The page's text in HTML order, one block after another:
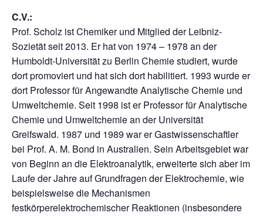
C.V.:
Prof. Scholz ist Chemiker und Mitglied der Leibniz-
Sozietät seit 2013. Er hat von 1974 – 1978 an der
Humboldt-Universität zu Berlin Chemie studiert, wurde
dort promoviert und hat sich dort habilitiert. 1993 wurde er
dort Professor für Angewandte Analytische Chemie und
Umweltchemie. Seit 1998 ist er Professor für Analytische
Chemie und Umweltchemie an der Universität
Greifswald. 1987 und 1989 war er Gastwissenschaftler
bei Prof. A. M. Bond in Australien. Sein Arbeitsgebiet war
von Beginn an die Elektroanalytik, erweiterte sich aber im
Laufe der Jahre auf Grundfragen der Elektrochemie, wie
beispielsweise die Mechanismen
festkörperelektrochemischer Reaktionen (insbesondere